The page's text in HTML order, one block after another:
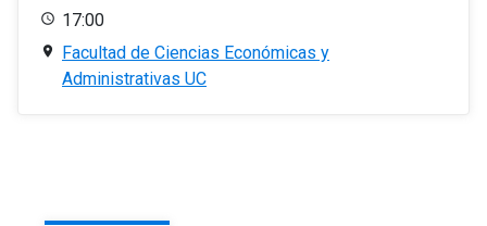
17:00
Facultad de Ciencias Económicas y
Administrativas UC